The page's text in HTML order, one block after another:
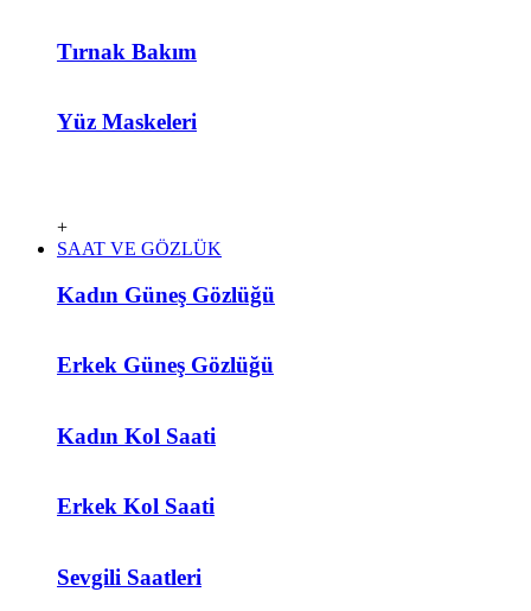
Tırnak Bakım
Yüz Maskeleri
+
SAAT VE GÖZLÜK
Kadın Güneş Gözlüğü
Erkek Güneş Gözlüğü
Kadın Kol Saati
Erkek Kol Saati
Sevgili Saatleri